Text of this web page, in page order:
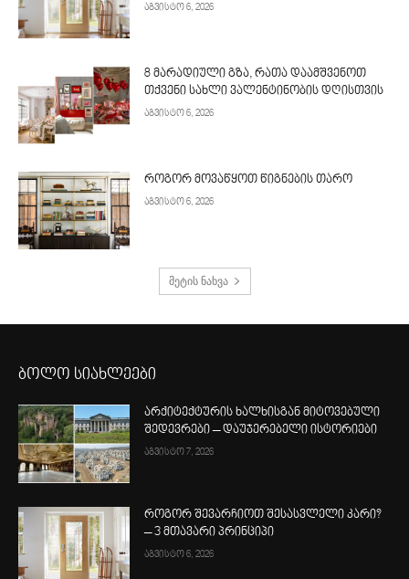
აგვისტო 6, 2026
8 მარადიული გზა, რათა დაამშვენოთ
თქვენი სახლი ვალენტინობის დღისთვის
აგვისტო 6, 2026
როგორ მოვაწყოთ წიგნების თარო
აგვისტო 6, 2026
მეტის ნახვა
ბოლო სიახლეები
არქიტექტურის ხალხისგან მიტოვებული
შედევრები – დაუჯერებელი ისტორიები
აგვისტო 7, 2026
როგორ შევარჩიოთ შესასვლელი კარი?
– 3 მთავარი პრინციპი
აგვისტო 6, 2026